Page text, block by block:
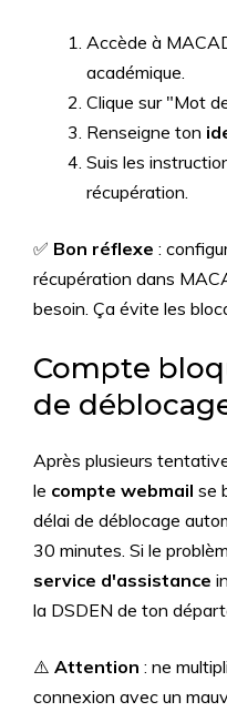
Accède à
académique.
Clique sur "Mot
Renseigne ton
Suis les
récupération.
✅ Bon réflexe :
récupération dans
besoin. Ça évite les
Compte
de
Après plusieurs
le compte webmail se
délai de déblocage
30 minutes. Si le
service d'assistance
la DSDEN de ton
⚠️ Attention : ne
connexion avec un